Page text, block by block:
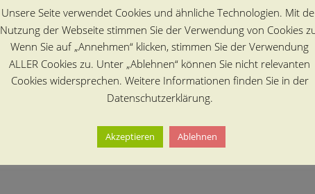
Unsere Seite verwendet Cookies und ähnliche Technologien. Mit
Nutzung der Webseite stimmen Sie der Verwendung von Cookies
Wenn Sie auf „Annehmen“ klicken, stimmen Sie der Verwendung
ALLER Cookies zu. Unter „Ablehnen“ können Sie nicht relevanten
Cookies widersprechen. Weitere Informationen finden Sie in der
Datenschutzerklärung.
Akzeptieren Ablehnen